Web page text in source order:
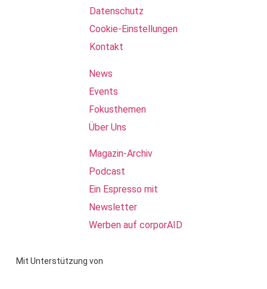
Datenschutz
Cookie-Einstellungen
Kontakt
News
Events
Fokusthemen
Über Uns
Magazin-Archiv
Podcast
Ein Espresso mit
Newsletter
Werben auf corporAID
Mit Unterstützung von